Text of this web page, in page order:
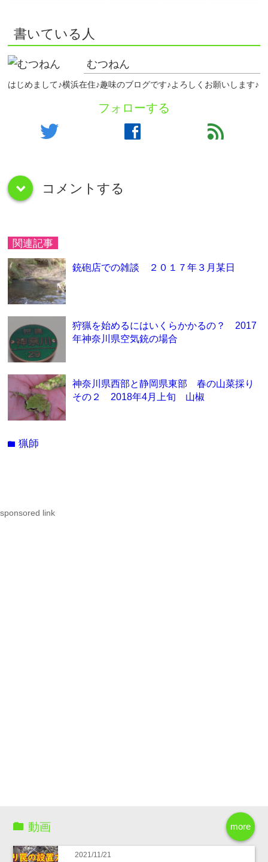
書いている人
むつねん
はじめまして♪横浜在住♪趣味のブログです♪よろしくお願いします♪
フォローする
twitter facebook feed
down コメントする
関連記事
銃砲店での雑談 ２０１７年３月某日
狩猟を始めるにはいくらかかるの？ 2017
年神奈川県空気銃の場合
神奈川県西部と静岡県東部 春の山菜採り
その２ 2018年4月上旬 山椒
folder猟師
sponsored link
more
動画
2021/11/21